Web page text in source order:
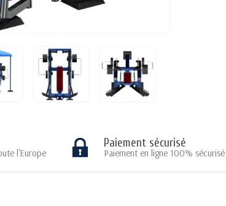
l'Europe
Paiement sécurisé
Paiement en ligne 100% sécurisé